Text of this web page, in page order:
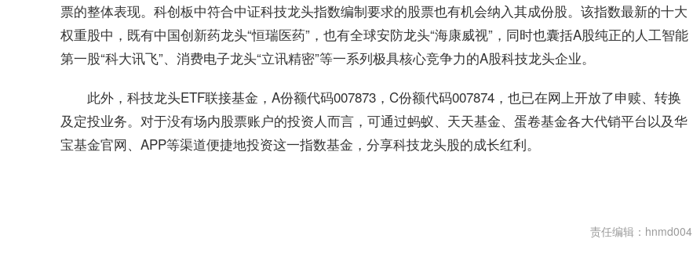
票的整体表现。科创板中符合中证科技龙头指数编制要求的股票也有机会纳入其成份股。该指数最新的十大
权重股中，既有中国创新药龙头“恒瑞医药”，也有全球安防龙头“海康威视”，同时也囊括A股纯正的人工智能
第一股“科大讯飞”、消费电子龙头“立讯精密”等一系列极具核心竞争力的A股科技龙头企业。
此外，科技龙头ETF联接基金，A份额代码007873，C份额代码007874，也已在网上开放了申赎、转换
及定投业务。对于没有场内股票账户的投资人而言，可通过蚂蚁、天天基金、蛋卷基金各大代销平台以及华
宝基金官网、APP等渠道便捷地投资这一指数基金，分享科技龙头股的成长红利。
责任编辑：hnmd004